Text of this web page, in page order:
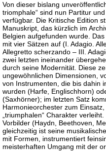
Von dieser bislang
triomphale“ sind nun Partitur
verfügbar. Die Kritische Edition
Manuskript, das kürzlich im
Belgien aufgefunden wurde.
mit vier Sätzen auf (I. Adagio.
Allegretto scherzando – III.
zwei letzten ineinander
durch seine Modernität. Diese
ungewöhnlichen Dimensionen,
von Instrumenten, die bis dahin
wurden (Harfe, Englischhorn)
(Saxhörner); im letzten Satz
Harmonieorchester zum
„triumphalen“ Charakter
Vorbilder (Haydn, Beethoven,
gleichzeitig ist seine
mit Formen, instrumentiert
meisterhaften Umgang mit der